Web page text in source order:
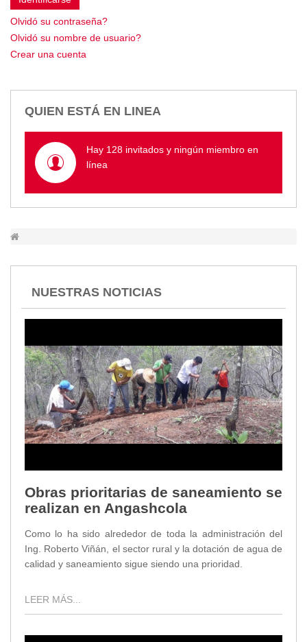
Olvidó su contraseña?
Olvidó su nombre de usuario?
Crear una cuenta
QUIEN ESTÁ EN LINEA
Hay 128 invitados y ningún miembro en
línea
NUESTRAS NOTICIAS
Obras prioritarias de saneamiento se
realizan en Angashcola
Como lo ha sido alrededor de toda la administración del
Ing. Roberto Viñán, el sector rural y la dotación de agua de
calidad y saneamiento sigue siendo una prioridad.
LEER MÁS...
Empresa Pública de Vivienda
Biblioteca
P.A.C. - P.O.A.
Ordenanzas/Resoluciones
Cumplimiento LOTAIP
Concurso de Méritos
Concursos 2016
Servicio